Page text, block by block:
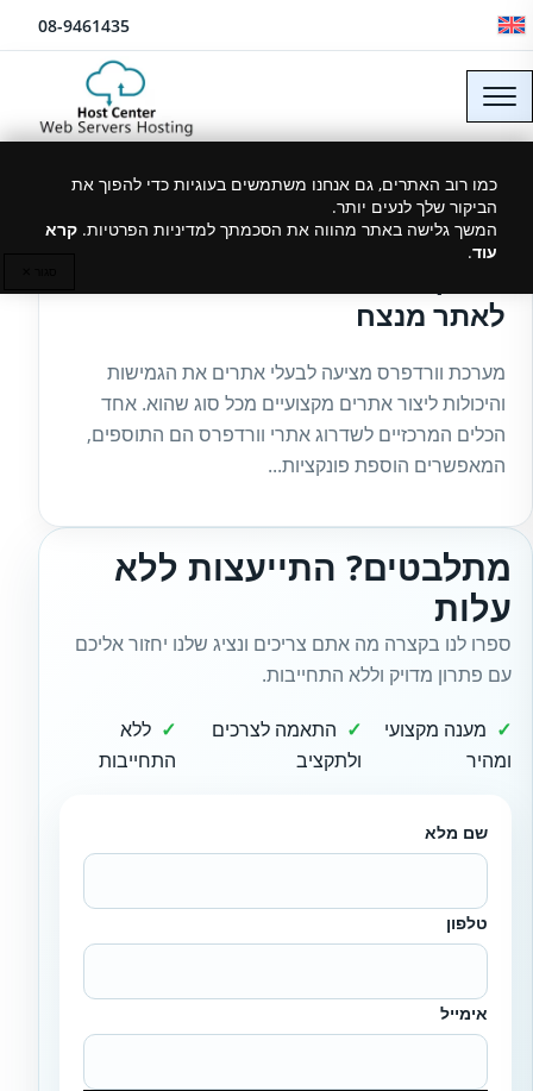
דלג לתוכן 08-9461435
כמו רוב האתרים, גם אנחנו משתמשים בעוגיות כדי להפוך את
הביקור שלך לנעים יותר.
המשך גלישה באתר מהווה את הסכמתך למדיניות הפרטיות. קרא
עוד.
27/03/2025
לאתר מנצח
מערכת וורדפרס מציעה לבעלי אתרים את הגמישות
והיכולות ליצור אתרים מקצועיים מכל סוג שהוא. אחד
הכלים המרכזיים לשדרוג אתרי וורדפרס הם התוספים,
המאפשרים הוספת פונקציות...
מתלבטים? התייעצות ללא
עלות
ספרו לנו בקצרה מה אתם צריכים ונציג שלנו יחזור אליכם
עם פתרון מדויק וללא התחייבות.
מענה מקצועי
ומהיר
התאמה לצרכים
ולתקציב
ללא
התחייבות
שם מלא
טלפון
אימייל